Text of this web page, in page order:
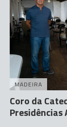
MADEIRA
Coro da
Presidências